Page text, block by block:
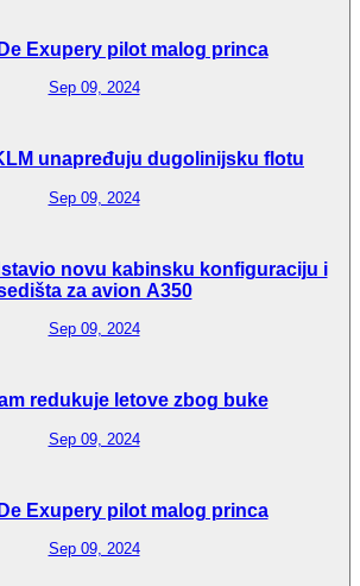
Exupery pilot malog princa
Sep 09, 2024
unapređuju dugolinijsku flotu
Sep 09, 2024
novu kabinsku konfiguraciju i
za avion A350
Sep 09, 2024
redukuje letove zbog buke
Sep 09, 2024
Exupery pilot malog princa
Sep 09, 2024